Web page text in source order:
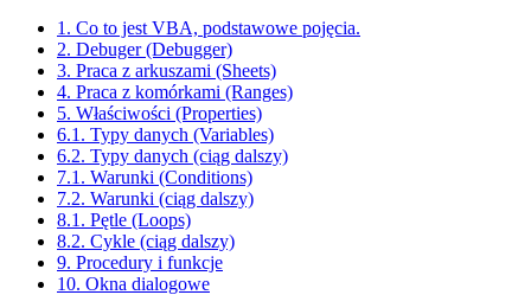
1. Co to jest VBA, podstawowe pojęcia.
2. Debuger (Debugger)
3. Praca z arkuszami (Sheets)
4. Praca z komórkami (Ranges)
5. Właściwości (Properties)
6.1. Typy danych (Variables)
6.2. Typy danych (ciąg dalszy)
7.1. Warunki (Conditions)
7.2. Warunki (ciąg dalszy)
8.1. Pętle (Loops)
8.2. Cykle (ciąg dalszy)
9. Procedury i funkcje
10. Okna dialogowe